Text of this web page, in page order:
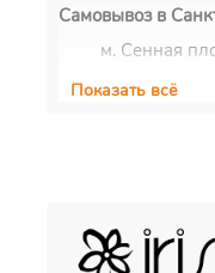
Самовывоз в
м. Сенная
Курьерская
Также можно
Более подробно
Показать всё